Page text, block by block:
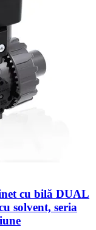
cu bilă DUAL
solvent, seria